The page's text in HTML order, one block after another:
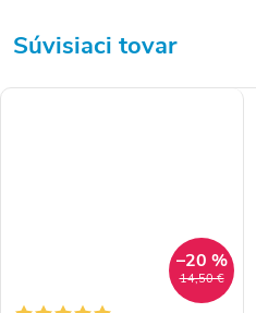
Súvisiaci tovar
14,50 €
–20 %